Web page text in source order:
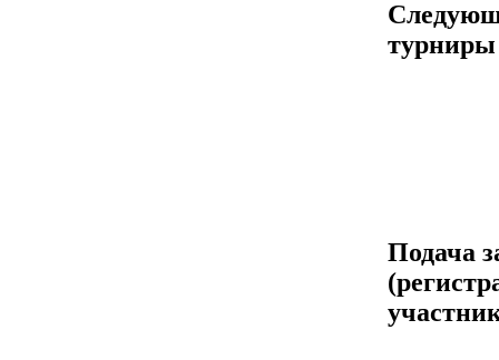
турниры
Подача